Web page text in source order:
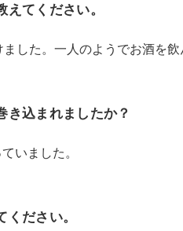
てください。
した。一人のようでお酒を飲
き込まれましたか？
いました。
ださい。